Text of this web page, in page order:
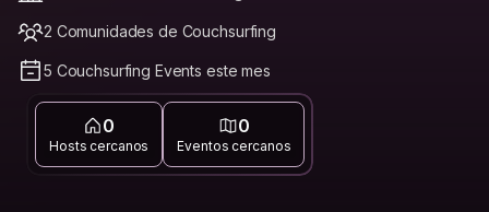
2 Comunidades de Couchsurfing
5 Couchsurfing Events este mes
0
Hosts cercanos
0
Eventos cercanos